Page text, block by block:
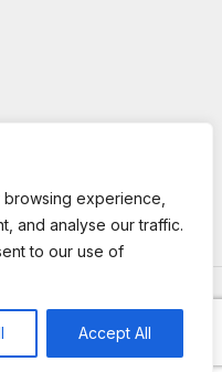
experience,
and analyse our traffic.
to our use of
Accept All
Reserved.
idea.gr